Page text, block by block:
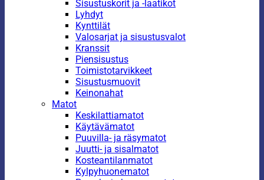
Sisustuskorit ja -laatikot
Lyhdyt
Kynttilät
Valosarjat ja sisustusvalot
Kranssit
Piensisustus
Toimistotarvikkeet
Sisustusmuovit
Keinonahat
Matot
Keskilattiamatot
Käytävämatot
Puuvilla- ja räsymatot
Juutti- ja sisalmatot
Kosteantilanmatot
Kylpyhuonematot